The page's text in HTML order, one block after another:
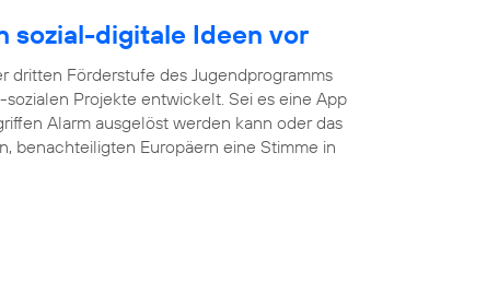
sozial-digitale Ideen vor
dritten Förderstufe des Jugendprogramms
sozialen Projekte entwickelt. Sei es eine App
Alarm ausgelöst werden kann oder das
benachteiligten Europäern eine Stimme in